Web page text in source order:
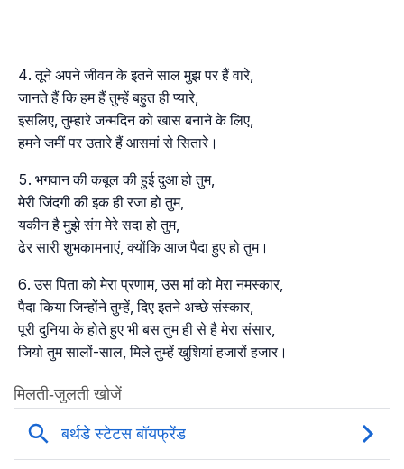
तूने अपने जीवन के इतने साल मुझ पर हैं वारे,
जानते हैं कि हम हैं तुम्हें बहुत ही प्यारे,
इसलिए, तुम्हारे जन्मदिन को खास बनाने के लिए,
हमने जमीं पर उतारे हैं आसमां से सितारे।
भगवान की कबूल की हुई दुआ हो तुम,
मेरी जिंदगी की इक ही रजा हो तुम,
यकीन है मुझे संग मेरे सदा हो तुम,
ढेर सारी शुभकामनाएं, क्योंकि आज पैदा हुए हो तुम।
उस पिता को मेरा प्रणाम, उस मां को मेरा नमस्कार,
पैदा किया जिन्होंने तुम्हें, दिए इतने अच्छे संस्कार,
पूरी दुनिया के होते हुए भी बस तुम ही से है मेरा संसार,
जियो तुम सालों-साल, मिले तुम्हें खुशियां हजारों हजार।